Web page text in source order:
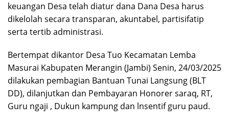
keuangan Desa telah diatur dana Dana Desa harus
dikelolah secara transparan, akuntabel, partisifatip
serta tertib administrasi.
Bertempat dikantor Desa Tuo Kecamatan Lemba
Masurai Kabupaten Merangin (Jambi) Senin, 24/03/2025
dilakukan pembagian Bantuan Tunai Langsung (BLT
DD), dilanjutkan dan Pembayaran Honorer saraq, RT,
Guru ngaji , Dukun kampung dan lnsentif guru paud.